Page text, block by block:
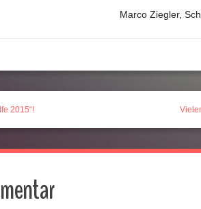
Marco Ziegler,
2015“!